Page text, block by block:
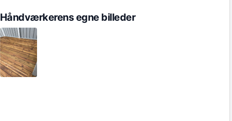
Håndværkerens egne billeder